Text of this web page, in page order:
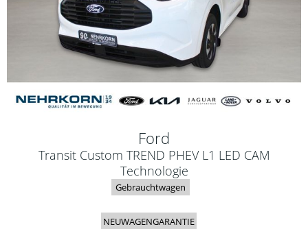
Ford
Transit Custom TREND PHEV L1 LED CAM
Technologie
Gebrauchtwagen
NEUWAGENGARANTIE